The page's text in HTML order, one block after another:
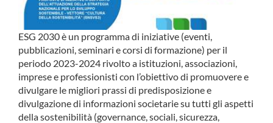
COMMUNITY
LOGIN
ESG 2030 è un programma di iniziative (eventi,
pubblicazioni, seminari e corsi di formazione) per il
periodo 2023-2024 rivolto a istituzioni, associazioni,
imprese e professionisti con l’obiettivo di promuovere e
divulgare le migliori prassi di predisposizione e
divulgazione di informazioni societarie su tutti gli aspetti
della sostenibilità (governance, sociali, sicurezza,